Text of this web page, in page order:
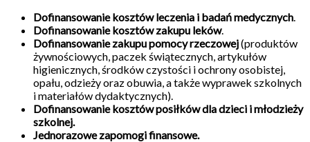
Dofinansowanie kosztów leczenia i badań medycznych.
Dofinansowanie kosztów zakupu leków.
Dofinansowanie zakupu pomocy rzeczowej(produktów
żywnościowych, paczek świątecznych, artykułów
higienicznych, środków czystości i ochrony osobistej,
opału, odzieży oraz obuwia, a także wyprawek szkolnych
i materiałów dydaktycznych).
Dofinansowanie kosztów posiłków dla dzieci i młodzieży
szkolnej.
Jednorazowe zapomogi finansowe.